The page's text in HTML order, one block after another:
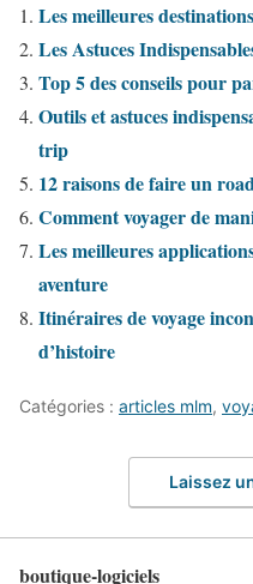
Les meilleures
Les Astuces
Top 5 des conseils pour
Outils et astuces
trip
12 raisons de faire un
Comment voyager de
Les meilleures
aventure
Itinéraires de voyage
d’histoire
Catégories : articles mlm,
Laissez
boutique-logiciels